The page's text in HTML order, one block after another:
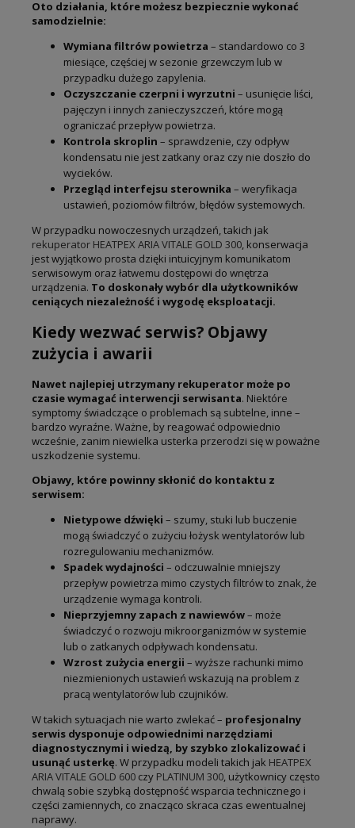
Oto działania, które możesz bezpiecznie wykonać
samodzielnie:
Wymiana filtrów powietrza – standardowo co 3
miesiące, częściej w sezonie grzewczym lub w
przypadku dużego zapylenia.
Oczyszczanie czerpni i wyrzutni – usunięcie liści,
pajęczyn i innych zanieczyszczeń, które mogą
ograniczać przepływ powietrza.
Kontrola skroplin – sprawdzenie, czy odpływ
kondensatu nie jest zatkany oraz czy nie doszło do
wycieków.
Przegląd interfejsu sterownika – weryfikacja
ustawień, poziomów filtrów, błędów systemowych.
W przypadku nowoczesnych urządzeń, takich jak
rekuperator HEATPEX ARIA VITALE GOLD 300, konserwacja
jest wyjątkowo prosta dzięki intuicyjnym komunikatom
serwisowym oraz łatwemu dostępowi do wnętrza
urządzenia. To doskonały wybór dla użytkowników
ceniących niezależność i wygodę eksploatacji.
Kiedy wezwać serwis? Objawy
zużycia i awarii
Nawet najlepiej utrzymany rekuperator może po
czasie wymagać interwencji serwisanta. Niektóre
symptomy świadczące o problemach są subtelne, inne –
bardzo wyraźne. Ważne, by reagować odpowiednio
wcześnie, zanim niewielka usterka przerodzi się w poważne
uszkodzenie systemu.
Objawy, które powinny skłonić do kontaktu z
serwisem:
Nietypowe dźwięki – szumy, stuki lub buczenie
mogą świadczyć o zużyciu łożysk wentylatorów lub
rozregulowaniu mechanizmów.
Spadek wydajności – odczuwalnie mniejszy
przepływ powietrza mimo czystych filtrów to znak, że
urządzenie wymaga kontroli.
Nieprzyjemny zapach z nawiewów– może
świadczyć o rozwoju mikroorganizmów w systemie
lub o zatkanych odpływach kondensatu.
Wzrost zużycia energii – wyższe rachunki mimo
niezmienionych ustawień wskazują na problem z
pracą wentylatorów lub czujników.
W takich sytuacjach nie warto zwlekać – profesjonalny
serwis dysponuje odpowiednimi narzędziami
diagnostycznymi i wiedzą, by szybko zlokalizować i
usunąć usterkę. W przypadku modeli takich jak HEATPEX
ARIA VITALE GOLD 600 czy PLATINUM 300, użytkownicy często
chwalą sobie szybką dostępność wsparcia technicznego i
części zamiennych, co znacząco skraca czas ewentualnej
naprawy.